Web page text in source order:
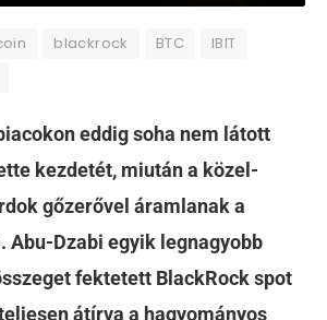
blackrock BTC
IBIT
eddig soha nem látott
kezdetét, miután a közel-
gőzerővel áramlanak a
Abu-Dzabi egyik legnagyobb
fektetett BlackRock spot
átírva a hagyományos